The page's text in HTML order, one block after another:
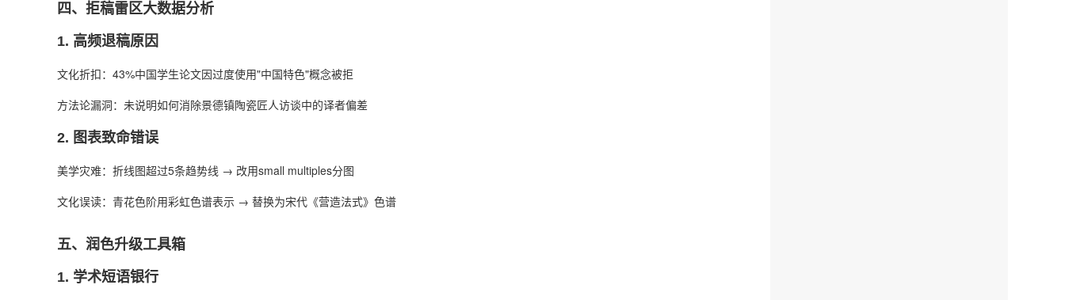
四、拒稿雷区大数据分析
1. ‌ 高频退稿原因
文化折扣：43%中国学生论文因过度使用"中国特色"概念被拒
方法论漏洞：未说明如何消除景德镇陶瓷匠人访谈中的译者偏差
2. ‌ 图表致命错误
美学灾难：折线图超过5条趋势线 → 改用small multiples分图
文化误读：青花色阶用彩虹色谱表示 → 替换为宋代《营造法式》色谱
五、润色升级工具箱
1. ‌ 学术短语银行